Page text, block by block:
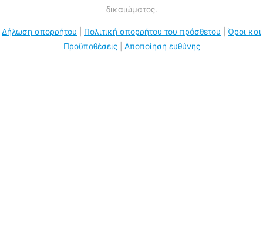
δικαιώματος.
Δήλωση απορρήτου Πολιτική απορρήτου του πρόσθετου
Όροι και
Προϋποθέσεις| Αποποίηση ευθύνης